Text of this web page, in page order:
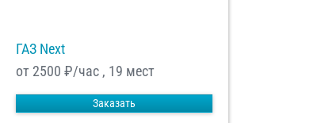
ГАЗ Next
от 2500 ₽/час , 19 мест
Заказать